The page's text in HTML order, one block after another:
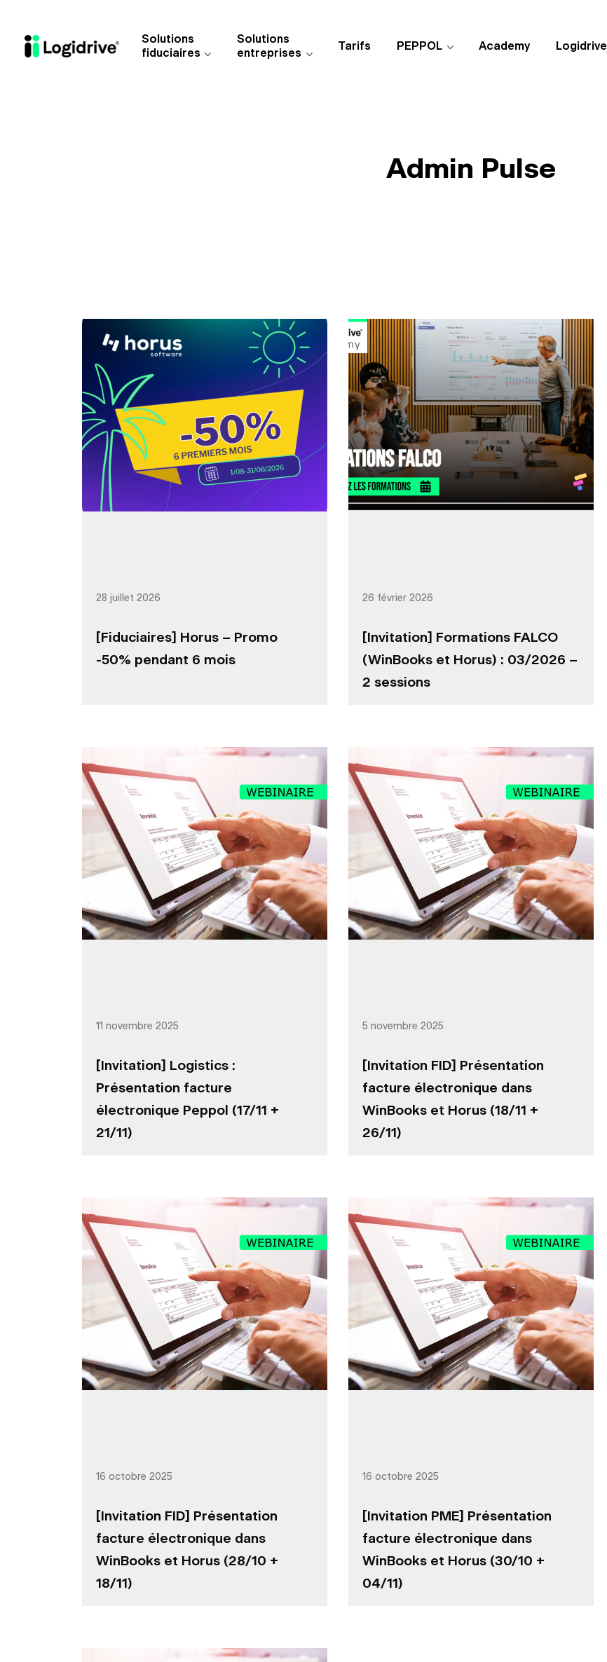
Solutions
fiduciaires
Solutions
entreprises
Tarifs PEPPOL Academy Logidrive
Admin Pulse
[Fiduciaires] Horus – Promo
-50% pendant 6 mois
28 juillet 2026
[Invitation] Formations FALCO
(WinBooks et Horus) : 03/2026 –
2 sessions
26 février 2026
[Invitation] Logistics :
Présentation facture
électronique Peppol (17/11 +
21/11)
11 novembre 2025
[Invitation FID] Présentation
facture électronique dans
WinBooks et Horus (18/11 +
26/11)
5 novembre 2025
[Invitation FID] Présentation
facture électronique dans
WinBooks et Horus (28/10 +
18/11)
16 octobre 2025
[Invitation PME] Présentation
facture électronique dans
WinBooks et Horus (30/10 +
04/11)
16 octobre 2025